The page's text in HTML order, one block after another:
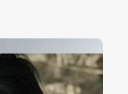
Seiten, das